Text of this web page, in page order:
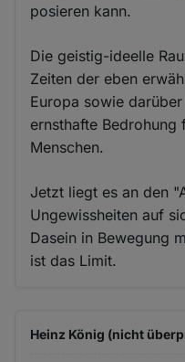
posieren kann.
Die geistig-ideelle
Zeiten der eben
Europa sowie
ernsthafte
Menschen.
Jetzt liegt es an den
Ungewissheiten auf
Dasein in Bewegung
ist das Limit.
Heinz König (nicht